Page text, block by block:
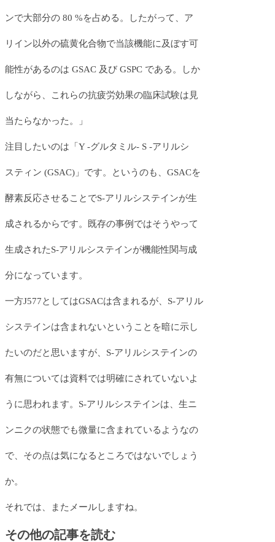
ンで大部分の 80 %を占める。したがって、ア
リイン以外の硫黄化合物で当該機能に及ぼす可
能性があるのは GSAC 及び GSPC である。しか
しながら、これらの抗疲労効果の臨床試験は見
当たらなかった。」
注目したいのは「Y -グルタミル- S -アリルシ
スティン (GSAC)」です。というのも、GSACを
酵素反応させることでS-アリルシステインが生
成されるからです。既存の事例ではそうやって
生成されたS-アリルシステインが機能性関与成
分になっています。
一方J577としてはGSACは含まれるが、S-アリル
システインは含まれないということを暗に示し
たいのだと思いますが、S-アリルシステインの
有無については資料では明確にされていないよ
うに思われます。S-アリルシステインは、生ニ
ンニクの状態でも微量に含まれているようなの
で、その点は気になるところではないでしょう
か。
それでは、またメールしますね。
その他の記事を読む